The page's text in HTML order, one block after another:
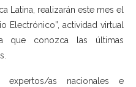
Latina, realizarán este mes el
Electrónico”, actividad virtual
que conozca las últimas
expertos/as nacionales e